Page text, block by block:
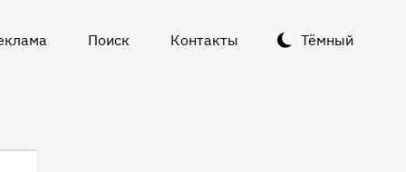
Тёмный
Поиск Контакты